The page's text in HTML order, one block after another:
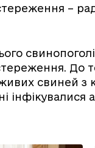
–
До
свиней з